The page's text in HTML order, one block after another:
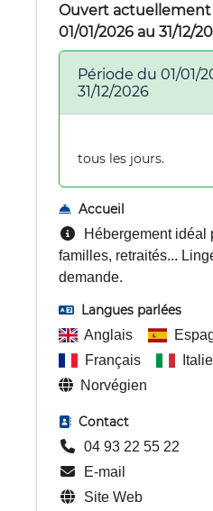
Ouvert
01/01/2026 au 31/12/
Période du 01/01/
31/12/2026
tous les jours.
Accueil
Hébergement idéal
familles, retraités...
demande.
Langues parlées
Anglais
Français
Norvégien
Contact
04 93 22 55 22
E-mail
Site Web